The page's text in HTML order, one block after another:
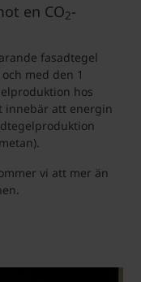
en CO2-
fasadtegel
med den 1
hos
innebär att energin
vi att mer än